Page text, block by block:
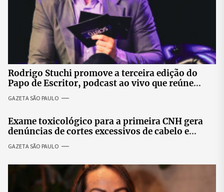
Rodrigo Stuchi promove a terceira edição do
Papo de Escritor, podcast ao vivo que reúne
especialistas para discutir saúde mental e
prosperidade.
GAZETA SÃO PAULO
Exame toxicológico para a primeira CNH gera
denúncias de cortes excessivos de cabelo e
revolta entre candidatas
GAZETA SÃO PAULO